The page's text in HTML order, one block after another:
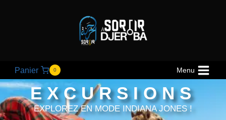
Panier 0 Menu
EXCURSIONS
EXPLOREZ EN MODE INDIANA JONES !